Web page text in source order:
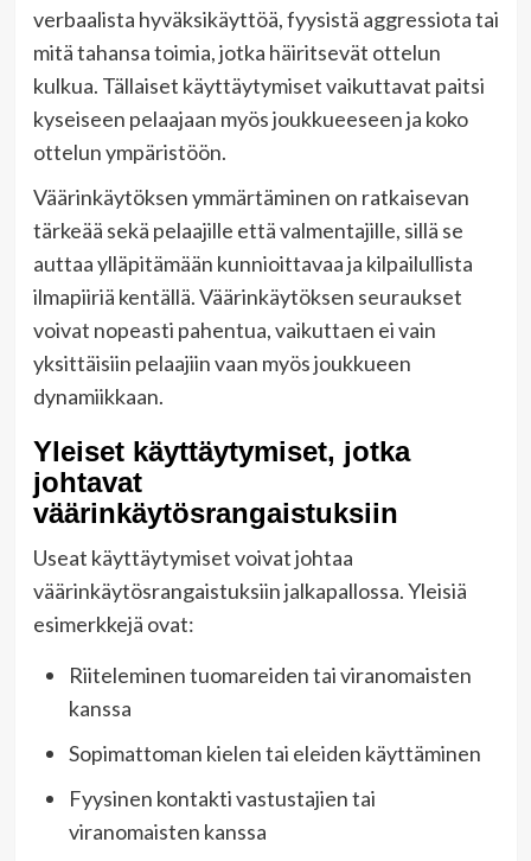
verbaalista hyväksikäyttöä, fyysistä aggressiota tai
mitä tahansa toimia, jotka häiritsevät ottelun
kulkua. Tällaiset käyttäytymiset vaikuttavat paitsi
kyseiseen pelaajaan myös joukkueeseen ja koko
ottelun ympäristöön.
Väärinkäytöksen ymmärtäminen on ratkaisevan
tärkeää sekä pelaajille että valmentajille, sillä se
auttaa ylläpitämään kunnioittavaa ja kilpailullista
ilmapiiriä kentällä. Väärinkäytöksen seuraukset
voivat nopeasti pahentua, vaikuttaen ei vain
yksittäisiin pelaajiin vaan myös joukkueen
dynamiikkaan.
Yleiset käyttäytymiset, jotka
johtavat
väärinkäytösrangaistuksiin
Useat käyttäytymiset voivat johtaa
väärinkäytösrangaistuksiin jalkapallossa. Yleisiä
esimerkkejä ovat:
Riiteleminen tuomareiden tai viranomaisten
kanssa
Sopimattoman kielen tai eleiden käyttäminen
Fyysinen kontakti vastustajien tai
viranomaisten kanssa